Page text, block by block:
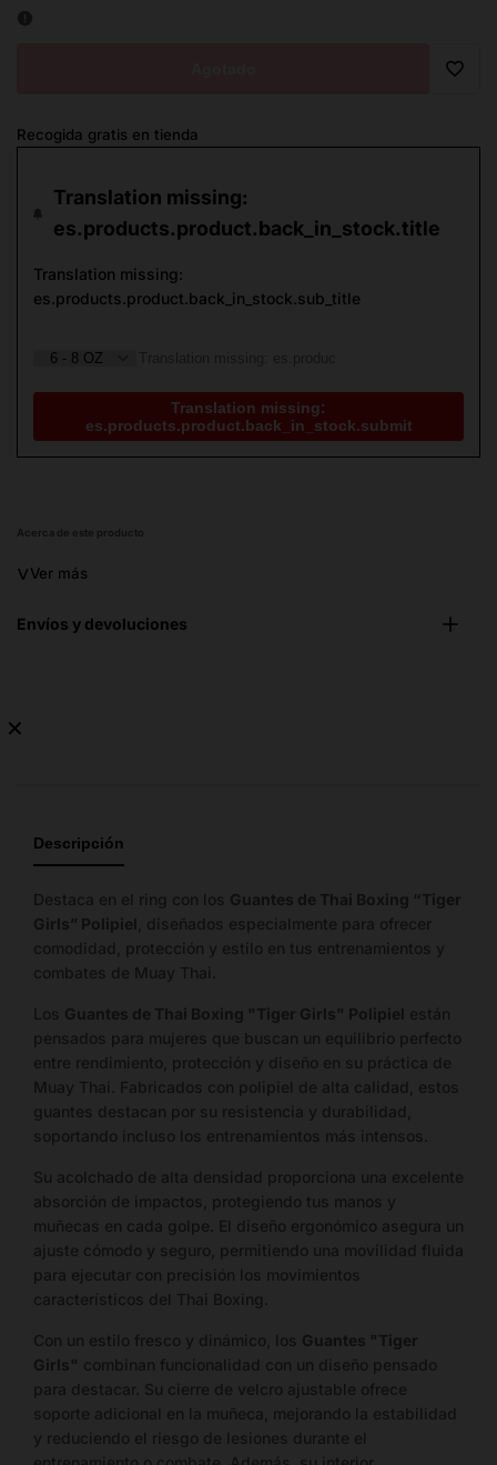
oferta
Recogida gratis en tienda
Translation missing:
es.products.product.back_in_stock.title
Translation missing:
es.products.product.back_in_stock.sub_title
Translation missing:
es.products.product.back_in_stock.submit
Acerca de este producto
˅Ver más
Envíos y devoluciones
✕
Importante:
tallas
mostradas
no
representan
cantidad
de
stock
disponible.
6 oz;23-24 cm largo × 12-13 cm
ancho;Guantilla
8 oz;25-26 cm largo × 12-13 cm
Descripción
Destaca en el ring con los Guantes de Thai Boxing “Tiger
Girls” Polipiel
, diseñados especialmente para ofrecer
comodidad, protección y estilo en tus entrenamientos y
combates de Muay Thai.
Los Guantes de Thai Boxing "Tiger Girls" Polipiel están
pensados para mujeres que buscan un equilibrio perfecto
entre rendimiento, protección y diseño en su práctica de
Muay Thai. Fabricados con polipiel de alta calidad, estos
guantes destacan por su resistencia y durabilidad,
soportando incluso los entrenamientos más intensos.
Su acolchado de alta densidad proporciona una excelente
absorción de impactos, protegiendo tus manos y
muñecas en cada golpe. El diseño ergonómico asegura un
ajuste cómodo y seguro, permitiendo una movilidad fluida
para ejecutar con precisión los movimientos
característicos del Thai Boxing.
Con un estilo fresco y dinámico, los Guantes "Tiger
Girls" combinan funcionalidad con un diseño pensado
para destacar. Su cierre de velcro ajustable ofrece
soporte adicional en la muñeca, mejorando la estabilidad
y reduciendo el riesgo de lesiones durante el